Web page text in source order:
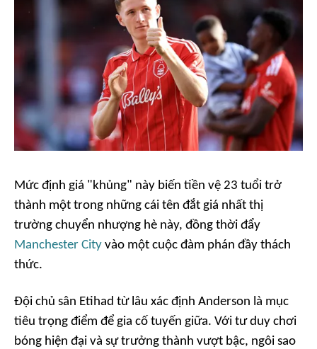
Mức định giá "khủng" này biến tiền vệ 23 tuổi trở
thành một trong những cái tên đắt giá nhất thị
trường chuyển nhượng hè này, đồng thời đẩy
Manchester City vào một cuộc đàm phán đầy thách
thức.
Đội chủ sân Etihad từ lâu xác định Anderson là mục
tiêu trọng điểm để gia cố tuyến giữa. Với tư duy chơi
bóng hiện đại và sự trưởng thành vượt bậc, ngôi sao